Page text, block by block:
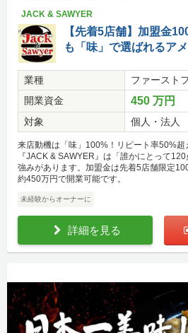
JACK & SAWYER
【先着5店舗】加盟金
も「味」で選ばれるア
業種
ファースト
開業資金
450 万円
対象 個人・法人
来店動機は「味」100%！リピート率50%超
『JACK & SAWYER』は「誰かにとって
強みがあります。加盟金は先着5店舗限定
約450万円で開業可能です。
未経験からオーナーに
詳細を見る